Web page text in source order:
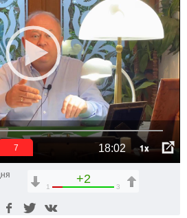
18:02 1x
6
+2
1 3